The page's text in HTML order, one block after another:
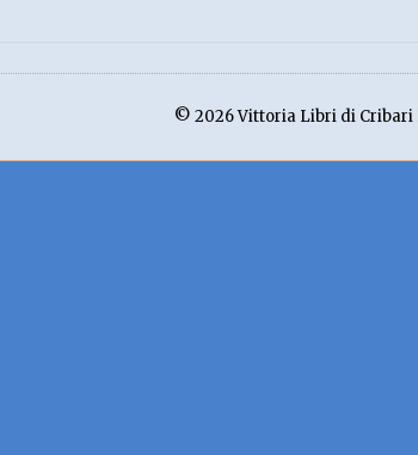
© 2026 Vittoria Libri di Cribari